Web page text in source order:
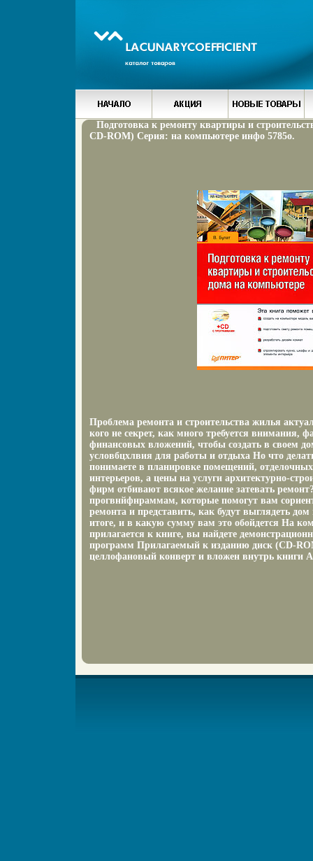
Подготовка к ремонту квартиры и
CD-ROM) Серия: на компьютере инфо 5785o.
Проблема ремонта и строительства жилья
кого не секрет, как много требуется внимания,
финансовых вложений, чтобы создать в своем
условбцхлвия для работы и отдыха Но что
понимаете в планировке помещений, отделочных
интерьеров, а цены на услуги архитектурно-
фирм отбивают всякое желание затевать
прогвнйфнраммам, которые помогут вам
ремонта и представить, как будут выглядеть
итоге, и в какую сумму вам это обойдется На
прилагается к книге, вы найдете
программ Прилагаемый к изданию диск (CD-
целлофановый конверт и вложен внутрь книги